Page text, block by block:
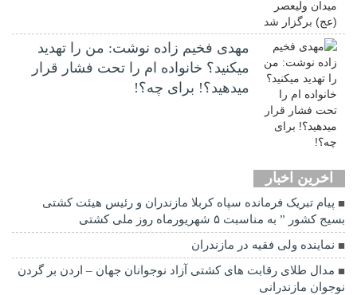
مهدی فخیم زاده نوشت: من را تهدید
میکنید؟ خانواده ام را‌ تحت فشار قرار
میدهید؟! برای چه؟!
اخرین اخبار
پیام تبریک فرمانده سپاه کربلا مازندران و رئیس هیئت کشتی
بسیج کشور ” به مناسبت ۵ شهریورماه روز ملی کشتی
نماينده ولی فقیه در مازندران
مدال طلای رقابت های کشتی آزاد نوجوانان جهان – اردن بر گردن
نوجوان مازندرانی